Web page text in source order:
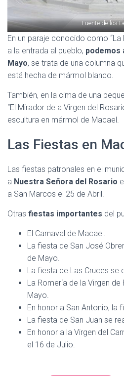
Fuente de los
En un paraje conocido como “La
a la entrada al pueblo, podemos
Mayo, se trata de una columna
está hecha de mármol blanco.
También, en la cima de una
“El Mirador de a Virgen del
escultura en mármol de Macael.
Las Fiestas en
Las fiestas patronales en el
a Nuestra Señora del Rosario
a San Marcos el 25 de Abril.
Otras fiestas importantes del
El Carnaval de Macael.
La fiesta de San José
de Mayo.
La fiesta de Las Cruces se
La Romería de la Virgen
Mayo.
En honor a San Antonio, la
La fiesta de San Juan se
En honor a la Virgen del
el 16 de Julio.